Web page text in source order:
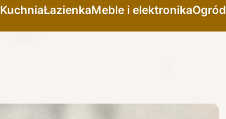
KuchniaŁazienkaMeble i elektronikaOgród